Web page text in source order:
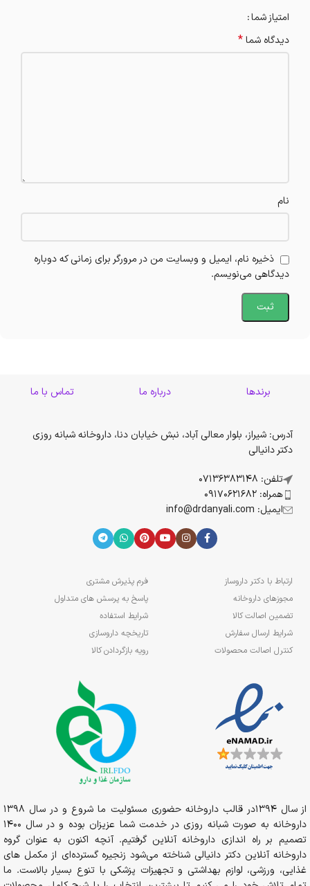
امتیاز شما
دیدگاه شما*
نام
ذخیره نام، ایمیل و وبسایت من در مرورگر برای زمانی که دوباره
دیدگاهی می‌نویسم.
برندها درباره ما تماس با ما
آدرس: شیراز، بلوار معالی آباد، نبش خیابان دنا، داروخانه شبانه روزی
دکتر دانیالی
تلفن: 07136383148
همراه: 09170621682
ایمیل: info@drdanyali.com
ارتباط با دکتر داروساز
مجوزهای داروخانه
تضمین اصالت کالا
شرایط ارسال سفارش
کنترل اصالت محصولات
فرم پذیرش مشتری
پاسخ به پرسش های متداول
شرایط استفاده
تاریخچه داروسازی
رویه بازگردادن کالا
از سال 1394در قالب داروخانه حضوری مسئولیت ما شروع و در سال 1398
داروخانه به صورت شبانه روزی در خدمت شما عزیزان بوده و در سال 1400
تصمیم بر راه اندازی داروخانه آنلاین گرفتیم. آنچه اکنون به عنوان گروه
داروخانه آنلاین دکتر دانیالی شناخته می‌شود زنجیره گسترده‌ای از مکمل های
غذایی، ورزشی، لوازم بهداشتی و تجهیزات پزشکی با تنوع بسیار بالاست. ما